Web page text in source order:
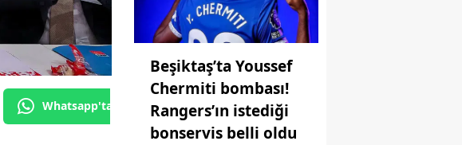
Whatsapp'tan Gönder
Beşiktaş’ta Youssef
Chermiti bombası!
Rangers’ın istediği
bonservis belli oldu